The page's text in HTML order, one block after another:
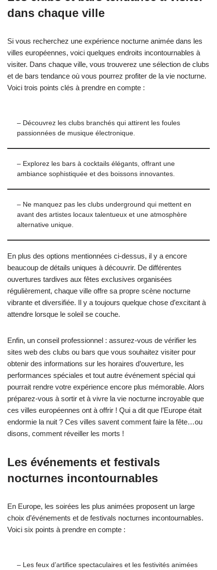
dans chaque ville
Si vous recherchez une expérience nocturne animée dans les
villes européennes, voici quelques endroits incontournables à
visiter. Dans chaque ville, vous trouverez une sélection de clubs
et de bars tendance où vous pourrez profiter de la vie nocturne.
Voici trois points clés à prendre en compte :
– Découvrez les clubs branchés qui attirent les foules
passionnées de musique électronique.
– Explorez les bars à cocktails élégants, offrant une
ambiance sophistiquée et des boissons innovantes.
– Ne manquez pas les clubs underground qui mettent en
avant des artistes locaux talentueux et une atmosphère
alternative unique.
En plus des options mentionnées ci-dessus, il y a encore
beaucoup de détails uniques à découvrir. De différentes
ouvertures tardives aux fêtes exclusives organisées
régulièrement, chaque ville offre sa propre scène nocturne
vibrante et diversifiée. Il y a toujours quelque chose d’excitant à
attendre lorsque le soleil se couche.
Enfin, un conseil professionnel : assurez-vous de vérifier les
sites web des clubs ou bars que vous souhaitez visiter pour
obtenir des informations sur les horaires d’ouverture, les
performances spéciales et tout autre événement spécial qui
pourrait rendre votre expérience encore plus mémorable. Alors
préparez-vous à sortir et à vivre la vie nocturne incroyable que
ces villes européennes ont à offrir ! Qui a dit que l’Europe était
endormie la nuit ? Ces villes savent comment faire la fête…ou
disons, comment réveiller les morts !
Les événements et festivals
nocturnes incontournables
En Europe, les soirées les plus animées proposent un large
choix d’événements et de festivals nocturnes incontournables.
Voici six points à prendre en compte :
– Les feux d’artifice spectaculaires et les festivités animées